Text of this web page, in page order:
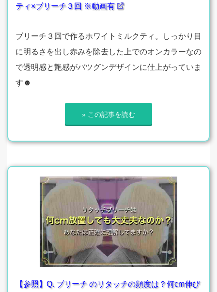
ティ×ブリーチ３回 ※動画有
ブリーチ３回で作るホワイトミルクティ。しっかり目
に明るさを出し赤みを除去した上でのオンカラーなの
で透明感と艶感がバツグンデザインに仕上がっていま
す☻
» この記事を読む
【参照】Q. ブリーチ のリタッチの頻度は？何cm伸び